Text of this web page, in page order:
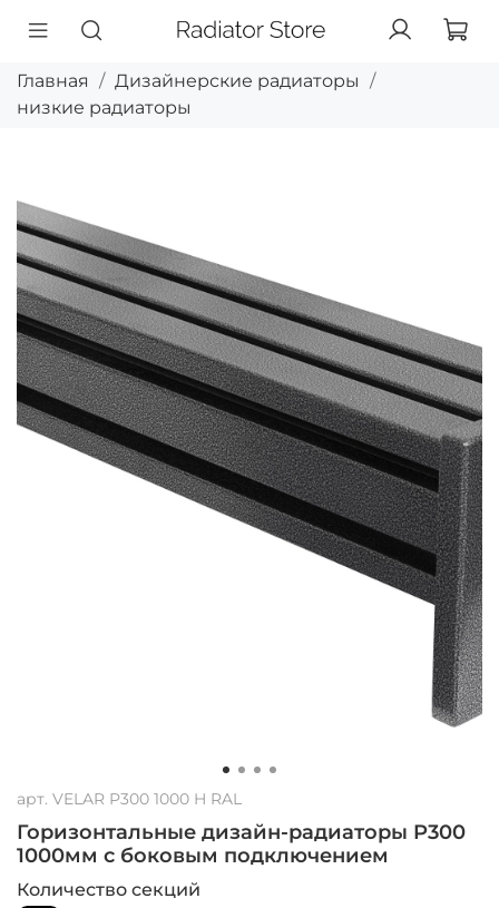
Главная
Дизайнерские радиаторы
низкие радиаторы
арт. VELAR P300 1000 H RAL
Горизонтальные дизайн-радиаторы P300
1000мм с боковым подключением
Количество секций